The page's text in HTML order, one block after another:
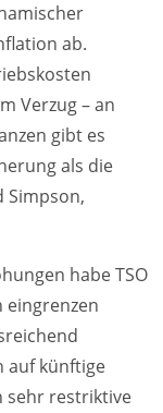
ab.
Verzug – an
gibt es
als die
Simpson,
habe TSO
auf künftige
sehr restriktive